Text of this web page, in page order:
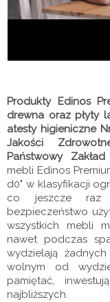
Produkty Edinos
drewna oraz płyty
atesty higieniczne
Jakości
Państwowy Zakład
mebli Edinos
d0" w klasyfikacji
co jeszcze raz
bezpieczeństwo
wszystkich mebli
nawet podczas
wydzielają
wolnym od
pamiętać,
najbliższych.